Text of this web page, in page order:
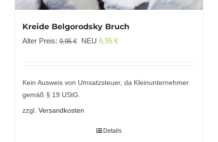
Kreide Belgorodsky Bruch
Alter Preis: 9,95€
Ursprünglicher
9,95 €
NEU 6,95 €Aktueller
6,95 €.
Kein Ausweis von Umsatzsteuer, da Kleinunternehmer
gemäß § 19 UStG.
zzgl. Versandkosten
Details